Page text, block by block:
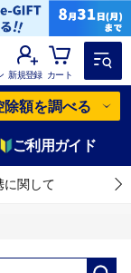
新規登録 カート
除額を調べる
ご利用ガイド
に関して